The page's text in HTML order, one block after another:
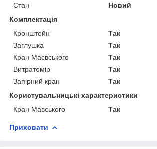
Стан
Новий
Комплектація
Кронштейн
Так
Заглушка
Так
Кран Маєвського
Так
Витратомір
Так
Запірний кран
Так
Користувальницькі характеристики
Кран Мавського
Так
Приховати